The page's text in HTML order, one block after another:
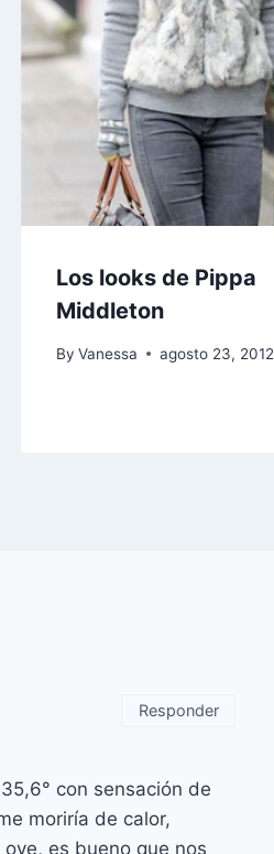
Los looks de Pippa
Middleton
By Vanessa agosto 23, 2012
con sensación de
moriría de calor,
es bueno que nos
Responder